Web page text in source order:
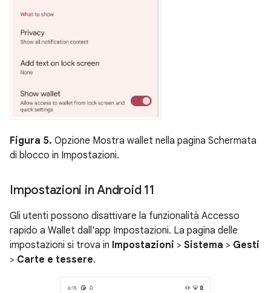
Figura 5. Opzione Mostra wallet nella pagina Schermata
di blocco in Impostazioni.
Impostazioni in Android 11
Gli utenti possono disattivare la funzionalità Accesso
rapido a Wallet dall'app Impostazioni. La pagina delle
impostazioni si trova in Impostazioni > Sistema > Gesti
> Carte e tessere.